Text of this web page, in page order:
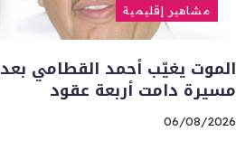
مشاهير إقليمية
الموت يغيّب أحمد القطامي بعد
مسيرة دامت أربعة عقود
06/08/2026